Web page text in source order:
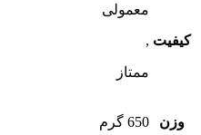
کیفیت
معمولی
,
ممتاز
وزن 650 گرم